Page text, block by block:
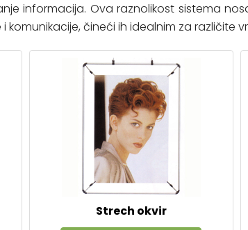
informacija. Ova raznolikost sistema
čineći ih idealnim za različite
Strech okvir